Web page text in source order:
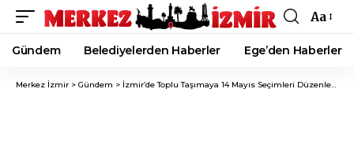
Font
Resizer
Aa
Gündem Belediyelerden Haberler Ege’den Haberler
Merkez İzmir > Gündem > İzmir’de Toplu Taşımaya 14 Mayıs Seçimleri Düzenlemesi!